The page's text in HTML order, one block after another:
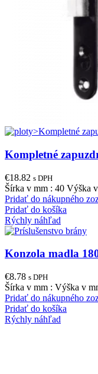
Kompletné
€18.82 s DPH
Šírka v mm : 40 Výška
Pridať do nákupného
Pridať do košíka
Rýchly náhľad
Konzola madla
€8.78 s DPH
Šírka v mm : Výška v
Pridať do nákupného
Pridať do košíka
Rýchly náhľad